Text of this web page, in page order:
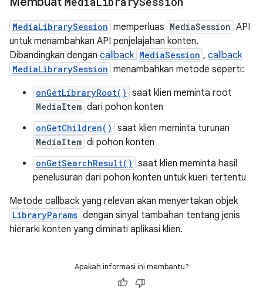
MediaLibrarySession memperluas MediaSession API
untuk menambahkan API penjelajahan konten.
Dibandingkan dengan callback MediaSession , callback
MediaLibrarySession menambahkan metode seperti:
onGetLibraryRoot() saat klien meminta root
MediaItem dari pohon konten
onGetChildren() saat klien meminta turunan
MediaItem di pohon konten
onGetSearchResult() saat klien meminta hasil
penelusuran dari pohon konten untuk kueri tertentu
Metode callback yang relevan akan menyertakan objek
LibraryParams dengan sinyal tambahan tentang jenis
hierarki konten yang diminati aplikasi klien.
Apakah informasi ini membantu?